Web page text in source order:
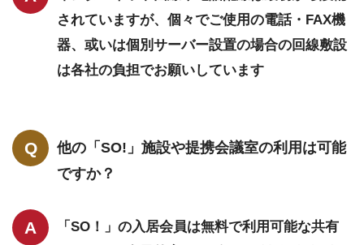
されていますが、個々でご使用の電話・FAX機
器、或いは個別サーバー設置の場合の回線敷設
は各社の負担でお願いしています
他の「SO!」施設や提携会議室の利用は可能
ですか？
「SO！」の入居会員は無料で利用可能な共有